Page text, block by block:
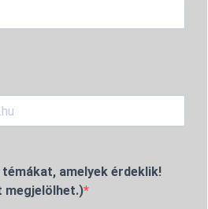
amelyek érdeklik!
megjelölhet.)